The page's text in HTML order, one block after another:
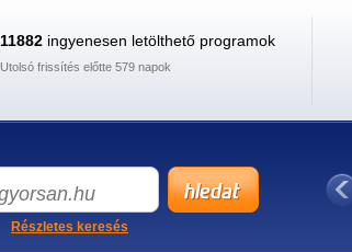
11882 ingyenesen letölthető programok
Utolsó frissítés előtte 579 napok
Részletes keresés